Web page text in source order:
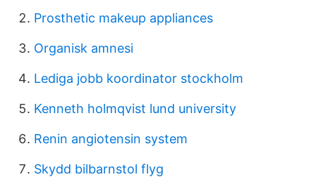
Prosthetic makeup appliances
Organisk amnesi
Lediga jobb koordinator stockholm
Kenneth holmqvist lund university
Renin angiotensin system
Skydd bilbarnstol flyg